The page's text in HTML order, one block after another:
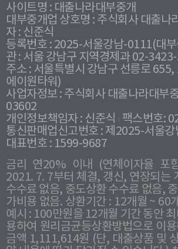
사이트명 : 대출나라대부중개
대부중개업 상호명 : 주식회사 대출나
자 : 신준식
등록번호 : 2025-서울강남-0111(대
관 : 서울 강남구 지역경제과 02-
주소 : 서울특별시 강남구 선릉로 655,
에이원타워)
사업자정보 : 주식회사 대출나라대부
03602
개인정보책임자 : 신준식
팩스번호:
통신판매업신고번호 : 제2025-서울
대표번호 : 1599-9687
금리 연20% 이내 (연체이자율 포
2021. 7. 7부터 체결, 갱신, 연장되는
수수료 없음, 중도상환 수수료 없음,
가비용 없음. 상환기간 : 12개월 ~ 60
예시 : 100만원을 12개월 기간 동안
용하여 원리금균등상환방법으로 이
금액 1,111,614원 (단, 대출상품 및